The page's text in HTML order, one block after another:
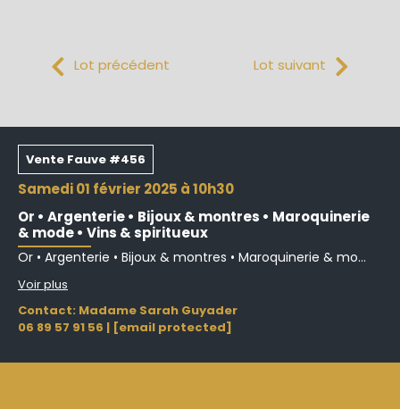
Lot précédent Lot suivant
Vente Fauve #456
samedi 01 février 2025 à 10h30
Or • Argenterie • Bijoux & montres • Maroquinerie
& mode • Vins & spiritueux
Or • Argenterie • Bijoux & montres • Maroquinerie & mo...
Voir plus
Contact: Madame Sarah Guyader
06 89 57 91 56 | [email protected]